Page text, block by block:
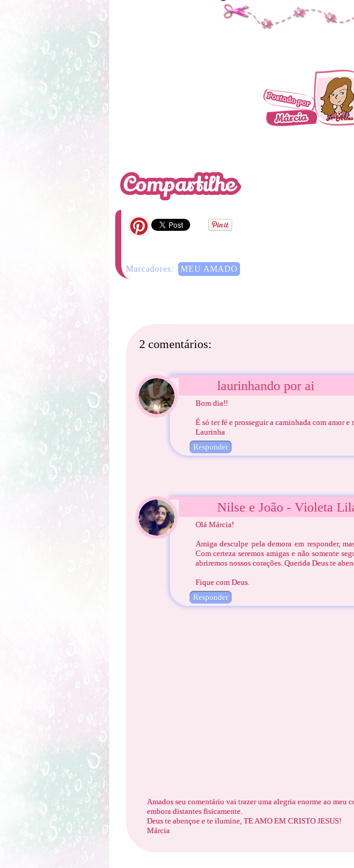
Marcadores: MEU AMADO
2 comentários:
laurinhando por ai
Bom dia!!
É só ter fé e prosseguir a caminhada com amor
Laurinha
Responder
Nilse e João - Violeta
Olá Márcia!
Amiga desculpe pela demora em responder,
Com certeza seremos amigas e não somente
abriremos nossos corações. Querida Deus te
Fique com Deus.
Responder
Amados seu comentário vai trazer uma alegria enorme ao meu
embora distantes fisicamente.
Deus te abençoe e te ilumine, TE AMO EM CRISTO JESUS!
Márcia